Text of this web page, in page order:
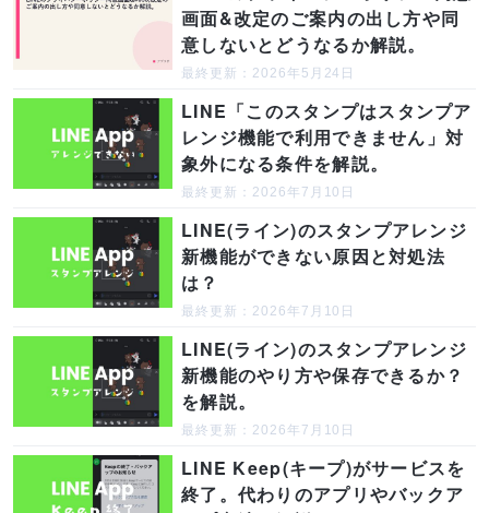
画面&改定のご案内の出し方や同
意しないとどうなるか解説。
最終更新：2026年5月24日
LINE「このスタンプはスタンプア
レンジ機能で利用できません」対
象外になる条件を解説。
最終更新：2026年7月10日
LINE(ライン)のスタンプアレンジ
新機能ができない原因と対処法
は？
最終更新：2026年7月10日
LINE(ライン)のスタンプアレンジ
新機能のやり方や保存できるか？
を解説。
最終更新：2026年7月10日
LINE Keep(キープ)がサービスを
終了。代わりのアプリやバックア